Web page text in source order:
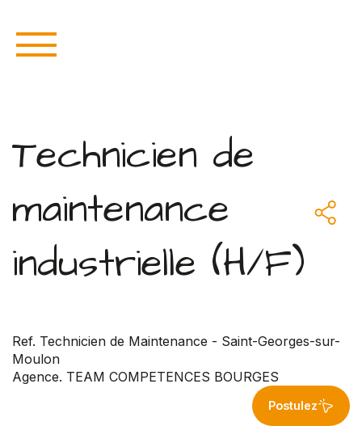
Technicien de
maintenance
industrielle (H/F)
Ref. Technicien de Maintenance - Saint-Georges-sur-
Moulon
Agence. TEAM COMPETENCES BOURGES
Postulez